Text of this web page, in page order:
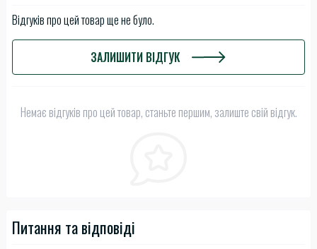
Відгуків про цей товар ще не було.
ЗАЛИШИТИ ВІДГУК
Немає відгуків про цей товар, станьте першим, залиште свій відгук.
Питання та відповіді